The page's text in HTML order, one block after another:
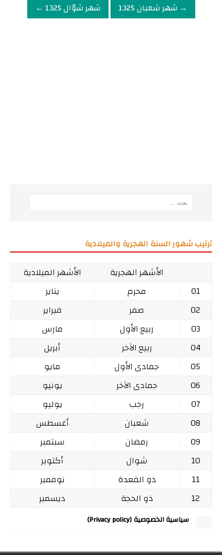
→ شهر شعبان 1325
شهر شوّال 1325 ←
ترتيب شهور السنة الهجرية والميلادية
الأشهر الهجرية
الأشهر الميلادية
01
محرم
يناير
02
صفر
فبراير
03
ربيع الأول
مارس
04
ربيع الآخر
أبريل
05
جمادى الأول
مايو
06
جمادى الآخر
يونيو
07
رجب
يوليو
08
شعبان
أغسطس
09
رمضان
سبتمبر
10
شوال
أكتوبر
11
ذو القعدة
نوفمبر
12
ذو الحجة ديسمبر
سياسية الخصوصية (Privacy policy)